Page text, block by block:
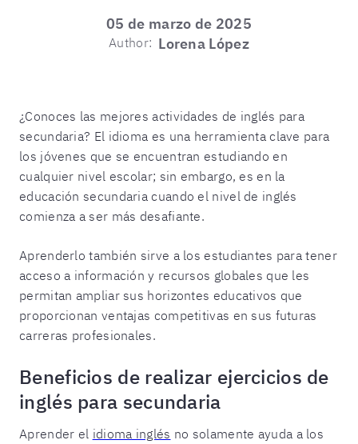
05 de marzo de 2025
Author: Lorena López
¿Conoces las mejores actividades de inglés para
secundaria? El idioma es una herramienta clave para
los jóvenes que se encuentran estudiando en
cualquier nivel escolar; sin embargo, es en la
educación secundaria cuando el nivel de inglés
comienza a ser más desafiante.
Aprenderlo también sirve a los estudiantes para tener
acceso a información y recursos globales que les
permitan ampliar sus horizontes educativos que
proporcionan ventajas competitivas en sus futuras
carreras profesionales.
Beneficios de realizar ejercicios de
inglés para secundaria
Aprender el idioma inglés no solamente ayuda a los